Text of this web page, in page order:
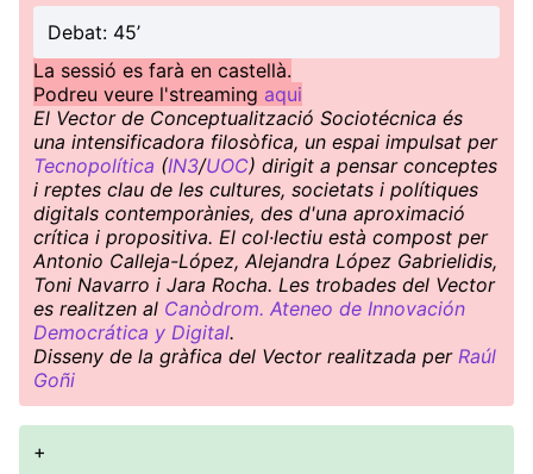
Debat: 45’
La sessió es farà en castellà.
Podreu veure l'streaming aqui
El Vector de Conceptualització Sociotécnica és
una intensificadora filosòfica, un espai impulsat per
Tecnopolítica (IN3/UOC) dirigit a pensar conceptes
i reptes clau de les cultures, societats i polítiques
digitals contemporànies, des d'una aproximació
crítica i propositiva. El col·lectiu està compost per
Antonio Calleja-López, Alejandra López Gabrielidis,
Toni Navarro i Jara Rocha. Les trobades del Vector
es realitzen al Canòdrom. Ateneo de Innovación
Democrática y Digital.
Disseny de la gràfica del Vector realitzada per Raúl
Goñi
+